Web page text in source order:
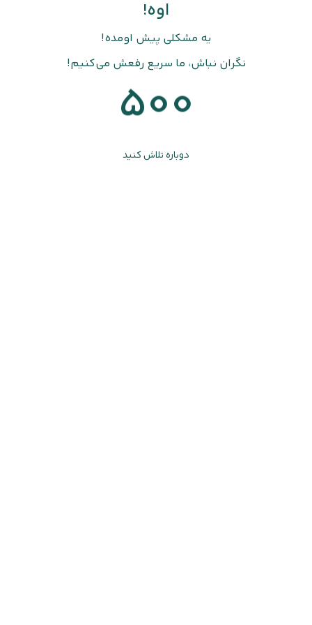
اوه!
یه مشکلی پیش اومده!
نگران نباش، ما سریع رفعش می‌کنیم!
500
دوباره تلاش کنید